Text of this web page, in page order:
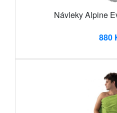
Návleky Alpine
880